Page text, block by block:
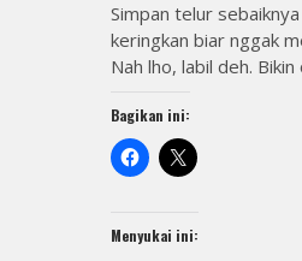
Simpan telur
keringkan biar nggak
Nah lho, labil deh. Bikin
Bagikan ini:
Menyukai ini: